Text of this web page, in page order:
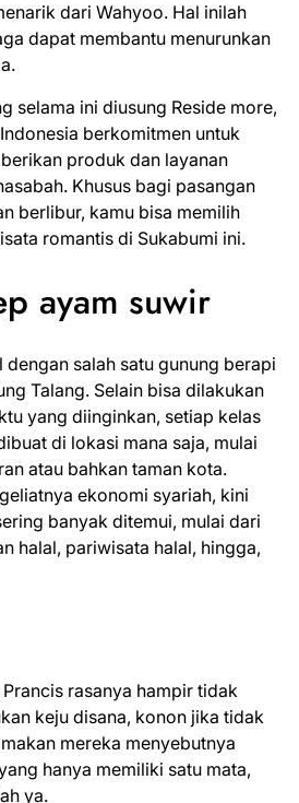
dari Wahyoo. Hal inilah
dapat membantu menurunkan
selama ini diusung Reside more,
berkomitmen untuk
produk dan layanan
Khusus bagi pasangan
berlibur, kamu bisa memilih
romantis di Sukabumi ini.
ayam suwir
salah satu gunung berapi
Talang. Selain bisa dilakukan
yang diinginkan, setiap kelas
di lokasi mana saja, mulai
atau bahkan taman kota.
ekonomi syariah, kini
banyak ditemui, mulai dari
halal, pariwisata halal, hingga,
rasanya hampir tidak
keju disana, konon jika tidak
mereka menyebutnya
hanya memiliki satu mata,
ya.